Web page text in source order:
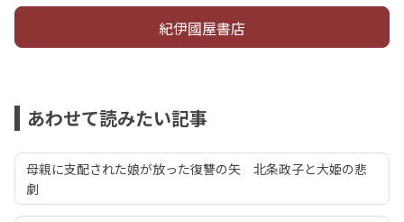
紀伊國屋書店
あわせて読みたい記事
母親に支配された娘が放った復讐の矢 北条政子と大姫の悲
劇